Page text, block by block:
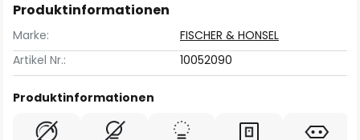
Produktinformationen
Marke:
FISCHER & HONSEL
Artikel Nr.:
10052090
Produktinformationen